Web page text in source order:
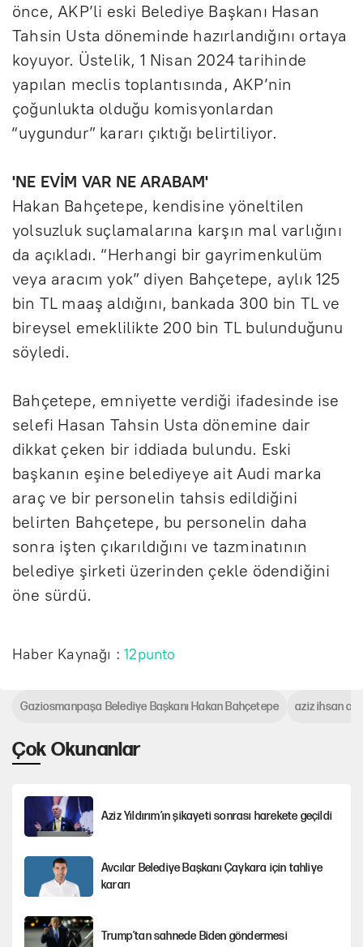
önce, AKP’li eski Belediye Başkanı Hasan
Tahsin Usta döneminde hazırlandığını ortaya
koyuyor. Üstelik, 1 Nisan 2024 tarihinde
yapılan meclis toplantısında, AKP’nin
çoğunlukta olduğu komisyonlardan
“uygundur” kararı çıktığı belirtiliyor.
'NE EVİM VAR NE ARABAM'
Hakan Bahçetepe, kendisine yöneltilen
yolsuzluk suçlamalarına karşın mal varlığını
da açıkladı. “Herhangi bir gayrimenkulüm
veya aracım yok” diyen Bahçetepe, aylık 125
bin TL maaş aldığını, bankada 300 bin TL ve
bireysel emeklilikte 200 bin TL bulunduğunu
söyledi.
Bahçetepe, emniyette verdiği ifadesinde ise
selefi Hasan Tahsin Usta dönemine dair
dikkat çeken bir iddiada bulundu. Eski
başkanın eşine belediyeye ait Audi marka
araç ve bir personelin tahsis edildiğini
belirten Bahçetepe, bu personelin daha
sonra işten çıkarıldığını ve tazminatının
belediye şirketi üzerinden çekle ödendiğini
öne sürdü.
Haber Kaynağı :12punto
Çok Okunanlar
Aziz Yıldırım’ın şikayeti sonrası harekete geçildi
Avcılar Belediye Başkanı Çaykara için tahliye
kararı
Trump’tan sahnede Biden göndermesi
Gaziosmanpaşa Belediye Başkanı Hakan Bahçetepe aziz ihsan